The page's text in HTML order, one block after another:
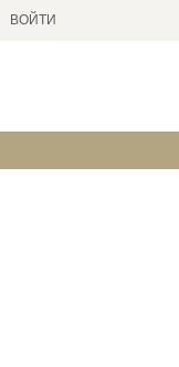
ВОЙТИ